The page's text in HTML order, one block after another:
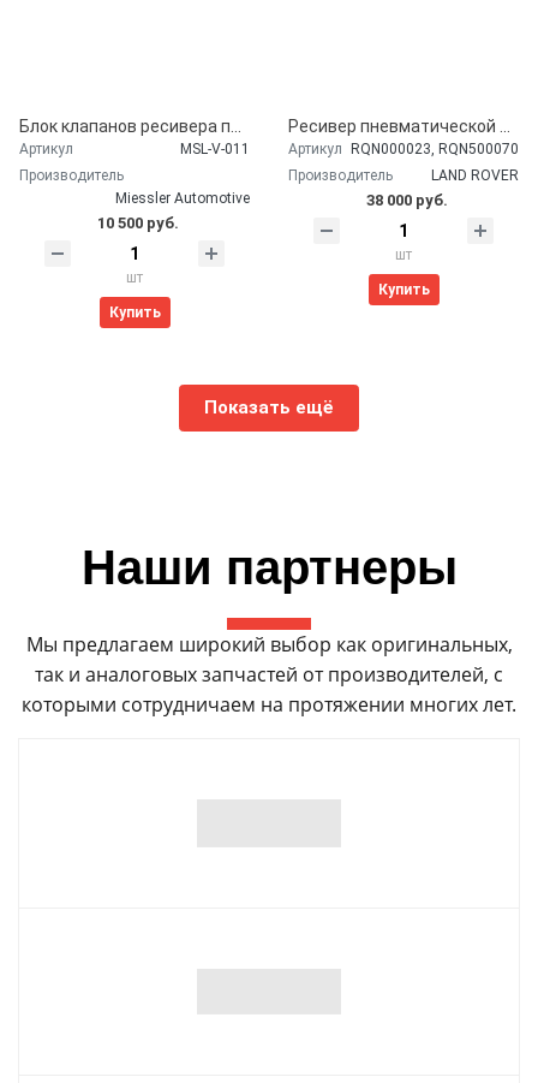
Артикул
MSL-V-011
Производитель
Miessler Automotive
10 500 руб.
шт
Купить
Артикул
RQN000023, RQN500070
Производитель
LAND ROVER
38 000 руб.
шт
Купить
Показать ещё
Наши партнеры
Мы предлагаем широкий выбор как оригинальных,
так и аналоговых запчастей от производителей, с
которыми сотрудничаем на протяжении многих лет.